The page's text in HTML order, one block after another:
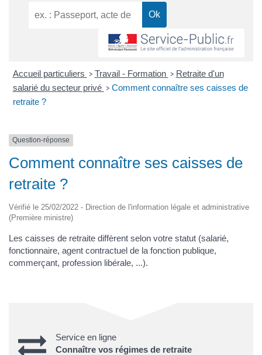
Accueil particuliers > Travail - Formation > Retraite d'un
salarié du secteur privé > Comment connaître ses caisses de
retraite ?
Question-réponse
Comment connaître ses caisses de
retraite ?
Vérifié le 25/02/2022 - Direction de l'information légale et administrative
(Première ministre)
Les caisses de retraite diffèrent selon votre statut (salarié,
fonctionnaire, agent contractuel de la fonction publique,
commerçant, profession libérale, ...).
Service en ligne
Connaître vos régimes de retraite